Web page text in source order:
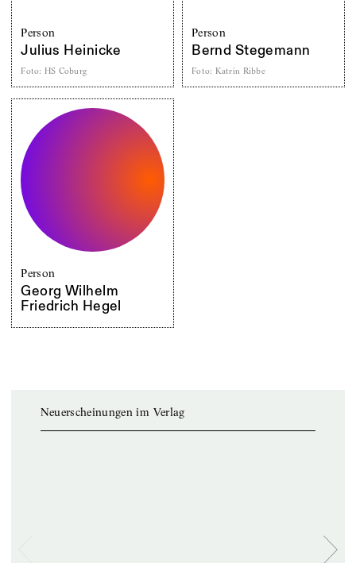
Person
Julius Heinicke
Foto: HS Coburg
Person
Bernd Stegemann
Foto: Katrin Ribbe
Person
Georg Wilhelm
Friedrich Hegel
Neuerscheinungen im Verlag